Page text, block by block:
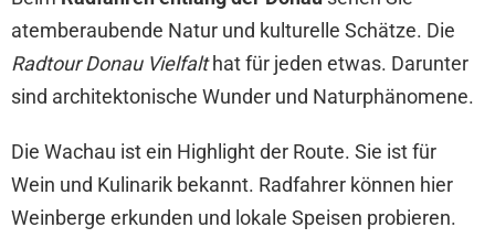
atemberaubende Natur und kulturelle Schätze. Die
Radtour Donau Vielfalthat für jeden etwas. Darunter
sind architektonische Wunder und Naturphänomene.
Die Wachau ist ein Highlight der Route. Sie ist für
Wein und Kulinarik bekannt. Radfahrer können hier
Weinberge erkunden und lokale Speisen probieren.